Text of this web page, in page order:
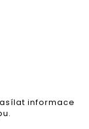
informace